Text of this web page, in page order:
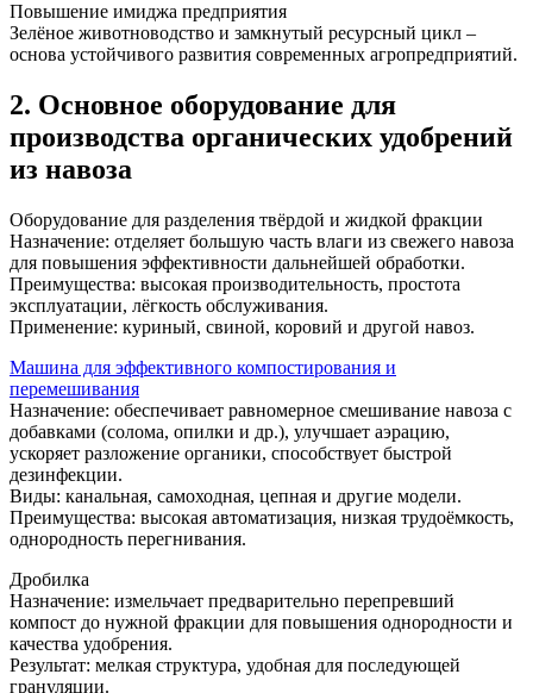
Повышение имиджа предприятия
Зелёное животноводство и замкнутый ресурсный цикл –
основа устойчивого развития современных агропредприятий.
2. Основное оборудование для
производства органических удобрений
из навоза
Оборудование для разделения твёрдой и жидкой фракции
Назначение: отделяет большую часть влаги из свежего навоза
для повышения эффективности дальнейшей обработки.
Преимущества: высокая производительность, простота
эксплуатации, лёгкость обслуживания.
Применение: куриный, свиной, коровий и другой навоз.
Машина для эффективного компостирования и
перемешивания
Назначение: обеспечивает равномерное смешивание навоза с
добавками (солома, опилки и др.), улучшает аэрацию,
ускоряет разложение органики, способствует быстрой
дезинфекции.
Виды: канальная, самоходная, цепная и другие модели.
Преимущества: высокая автоматизация, низкая трудоёмкость,
однородность перегнивания.
Дробилка
Назначение: измельчает предварительно перепревший
компост до нужной фракции для повышения однородности и
качества удобрения.
Результат: мелкая структура, удобная для последующей
грануляции.